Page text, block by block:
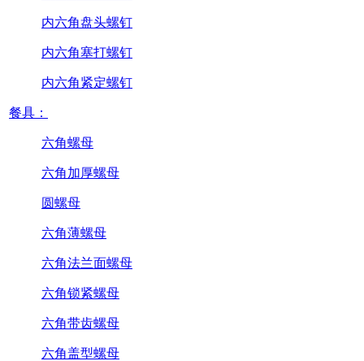
内六角盘头螺钉
内六角塞打螺钉
内六角紧定螺钉
餐具：
六角螺母
六角加厚螺母
圆螺母
六角薄螺母
六角法兰面螺母
六角锁紧螺母
六角带齿螺母
六角盖型螺母